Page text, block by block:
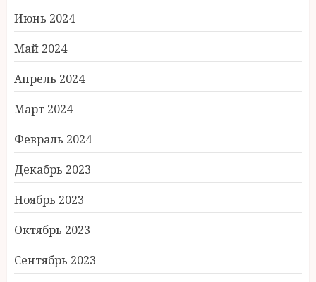
Июнь 2024
Май 2024
Апрель 2024
Март 2024
Февраль 2024
Декабрь 2023
Ноябрь 2023
Октябрь 2023
Сентябрь 2023